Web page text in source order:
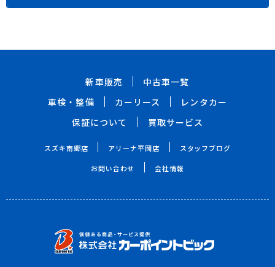
新車販売
中古車一覧
車検・整備
カーリース
レンタカー
保証について
買取サービス
スズキ南郷店 アリーナ平岡店 スタッフブログ
お問い合わせ 会社情報